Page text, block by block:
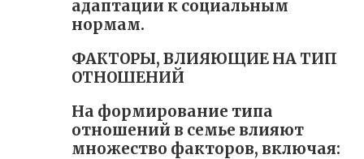
адаптации к социальным
нормам.
ФАКТОРЫ, ВЛИЯЮЩИЕ НА ТИП
ОТНОШЕНИЙ
На формирование типа
отношений в семье влияют
множество факторов, включая: